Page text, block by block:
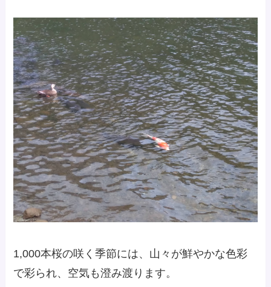
1,000本桜の咲く季節には、山々が鮮やかな色彩
で彩られ、空気も澄み渡ります。